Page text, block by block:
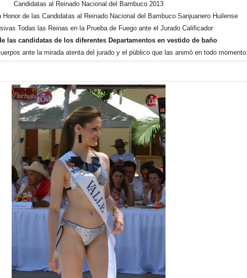
Candidatas al Reinado Nacional del Bambuco 2013
Honor de las Candidatas al Reinado Nacional del Bambuco Sanjuanero Huilense
Todas las Reinas en la Prueba de Fuego ante el Jurado Calificador
las candidatas de los diferentes Departamentos en vestido de baño
ante la mirada atenta del jurado y el público que las animó en todo momento.